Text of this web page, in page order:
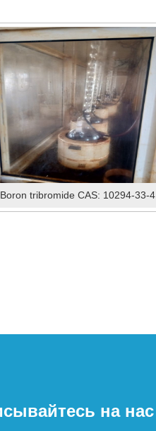
Boron tribromide CAS: 10294-33-4
на нас